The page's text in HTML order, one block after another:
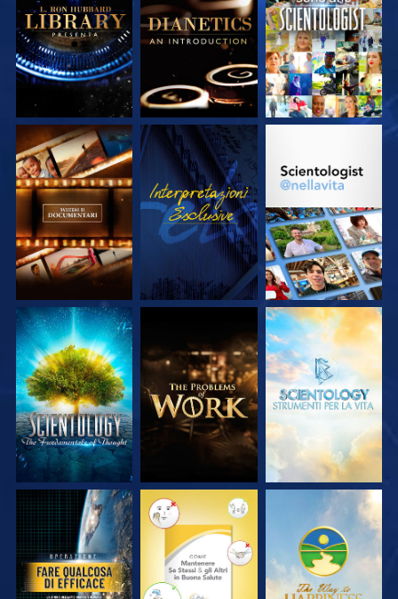
SERIE
SERIE
ESPLORA LE
SERIE
GUARDA
ESPLORA LE
ESPLORA LE
SERIE
ESPLORA LE
SERIE
ESPLORA LE
SERIE
GUARDA GUARDA GUARDA